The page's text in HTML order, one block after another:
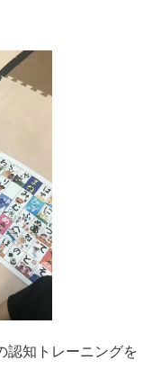
認知トレーニングを